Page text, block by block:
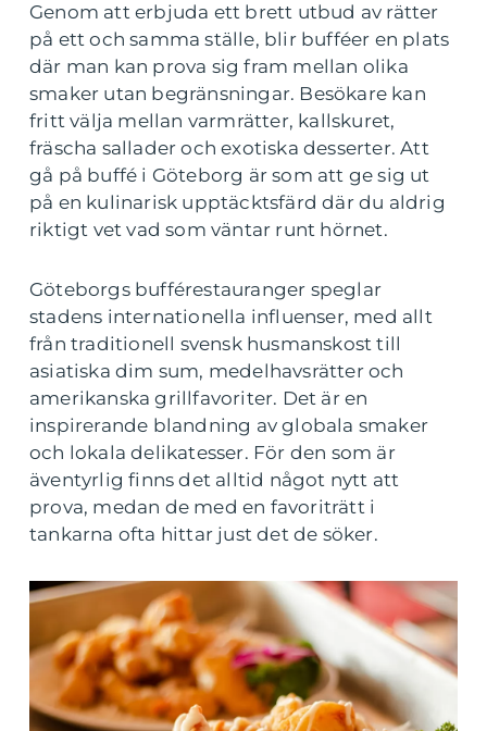
Genom att erbjuda ett brett utbud av rätter
på ett och samma ställe, blir bufféer en plats
där man kan prova sig fram mellan olika
smaker utan begränsningar. Besökare kan
fritt välja mellan varmrätter, kallskuret,
fräscha sallader och exotiska desserter. Att
gå på buffé i Göteborg är som att ge sig ut
på en kulinarisk upptäcktsfärd där du aldrig
riktigt vet vad som väntar runt hörnet.
Göteborgs bufférestauranger speglar
stadens internationella influenser, med allt
från traditionell svensk husmanskost till
asiatiska dim sum, medelhavsrätter och
amerikanska grillfavoriter. Det är en
inspirerande blandning av globala smaker
och lokala delikatesser. För den som är
äventyrlig finns det alltid något nytt att
prova, medan de med en favoriträtt i
tankarna ofta hittar just det de söker.